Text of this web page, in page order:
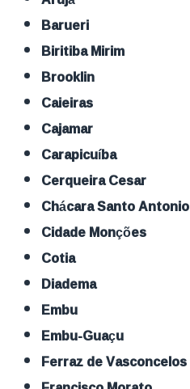
Barueri
Biritiba Mirim
Brooklin
Caieiras
Cajamar
Carapicuíba
Cerqueira Cesar
Chácara Santo Antonio
Cidade Monções
Cotia
Diadema
Embu
Embu-Guaçu
Ferraz de Vasconcelos